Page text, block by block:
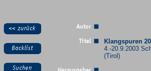
Klangspuren
4.-20.9.2003
(Tirol)